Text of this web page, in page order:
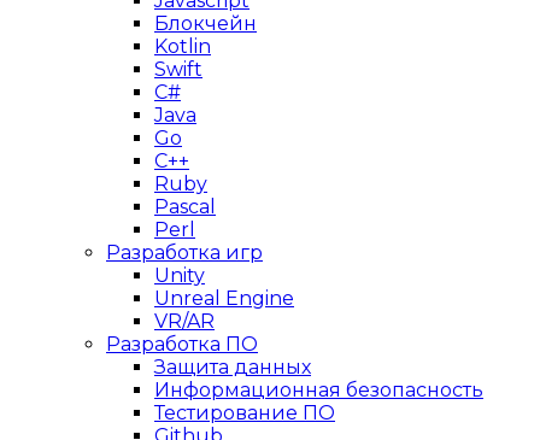
Блокчейн
Kotlin
Swift
C#
Java
Go
C++
Ruby
Pascal
Perl
Разработка игр
Unity
Unreal Engine
VR/AR
Разработка ПО
Защита данных
Информационная безопасность
Тестирование ПО